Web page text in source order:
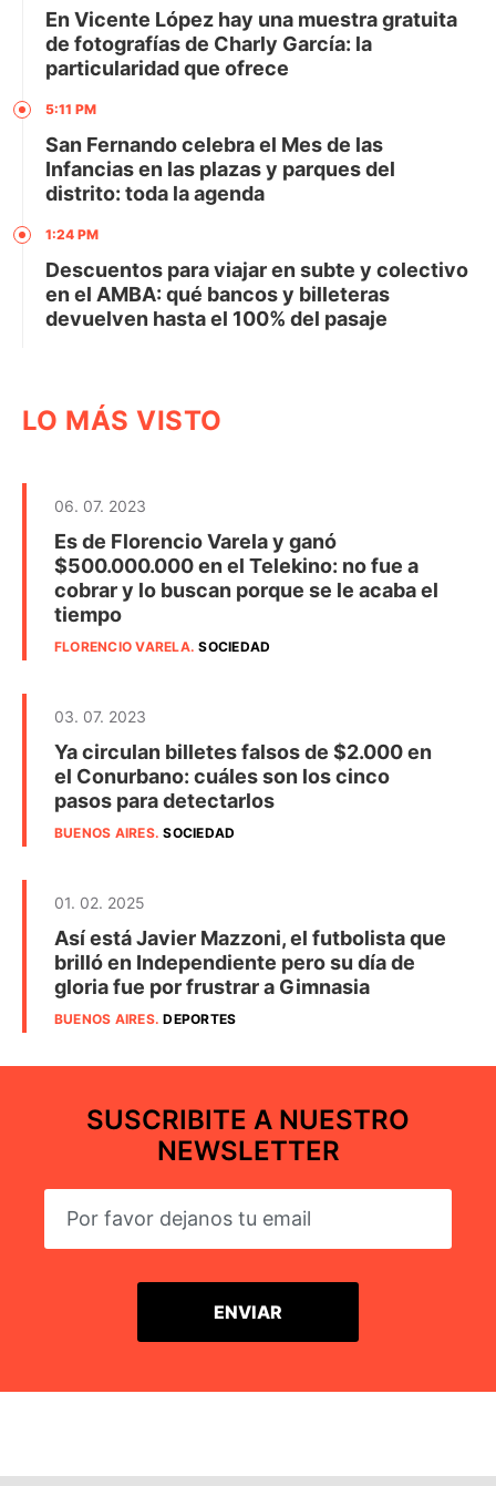
En Vicente López hay una muestra gratuita
de fotografías de Charly García: la
particularidad que ofrece
5:11 PM
San Fernando celebra el Mes de las
Infancias en las plazas y parques del
distrito: toda la agenda
1:24 PM
Descuentos para viajar en subte y colectivo
en el AMBA: qué bancos y billeteras
devuelven hasta el 100% del pasaje
LO MÁS VISTO
06. 07. 2023
Es de Florencio Varela y ganó
$500.000.000 en el Telekino: no fue a
cobrar y lo buscan porque se le acaba el
tiempo
FLORENCIO VARELA.SOCIEDAD
03. 07. 2023
Ya circulan billetes falsos de $2.000 en
el Conurbano: cuáles son los cinco
pasos para detectarlos
BUENOS AIRES.SOCIEDAD
01. 02. 2025
Así está Javier Mazzoni, el futbolista que
brilló en Independiente pero su día de
gloria fue por frustrar a Gimnasia
BUENOS AIRES.DEPORTES
SUSCRIBITE A NUESTRO
NEWSLETTER